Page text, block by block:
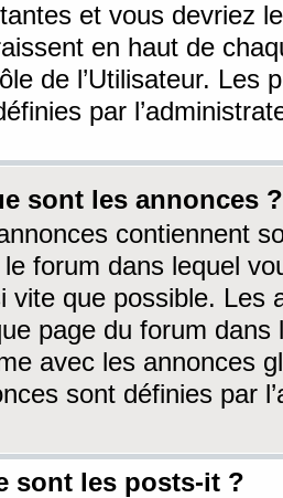
et vous devriez
en haut de
de l’Utilisateur. Les
par
sont les annonces ?
contiennent
le forum dans lequel
vite que possible. Les
page du forum dans
avec les annonces
sont définies par
sont les posts-it ?